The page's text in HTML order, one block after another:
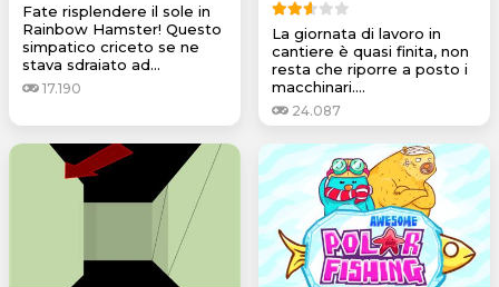
Fate risplendere il sole in
Rainbow Hamster! Questo
simpatico criceto se ne
stava sdraiato ad...
17.190
La giornata di lavoro in
cantiere è quasi finita, non
resta che riporre a posto i
macchinari....
24.087